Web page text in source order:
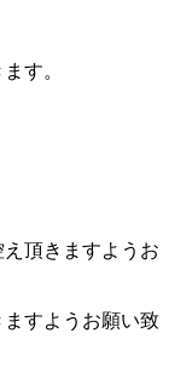
す。
頂きますようお
すようお願い致